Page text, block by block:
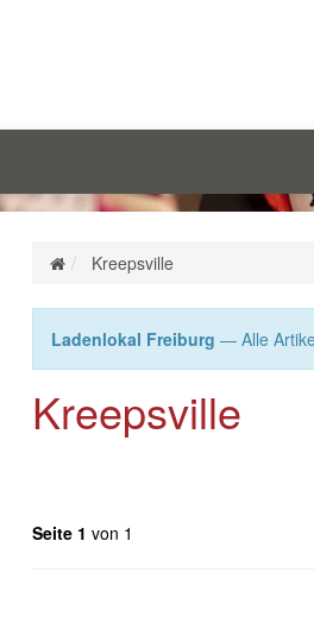
Kreepsville
Ladenlokal Freiburg — Alle
Kreepsville
Seite 1 von 1